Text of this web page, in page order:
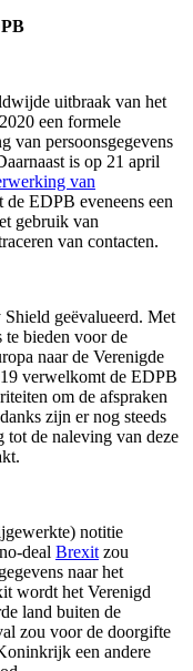
uitbraak van het
een formele
van persoonsgegevens
is op 21 april
van
EDPB eveneens een
gebruik van
van contacten.
geëvalueerd. Met
te bieden voor de
naar de Verenigde
verwelkomt de EDPB
om de afspraken
zijn er nog steeds
tot de naleving van deze
notitie
deal Brexit zou
naar het
wordt het Verenigd
land buiten de
zou voor de doorgifte
een andere